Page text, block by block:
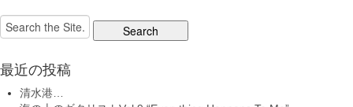
Search
for:
最近の投稿
清水港…